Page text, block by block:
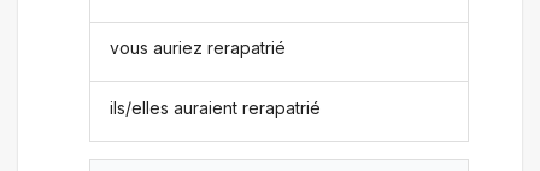
vous auriez rerapatrié
ils/elles auraient rerapatrié